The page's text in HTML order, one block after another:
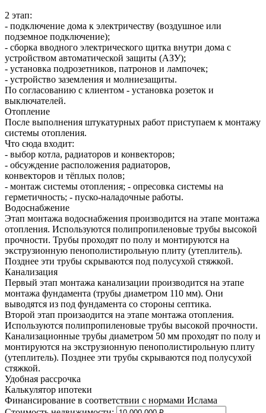
2 этап:
- подключение дома к электричеству (воздушное или
подземное подключение);
- сборка вводного электрического щитка внутри дома с
устройством автоматической защиты (АЗУ);
- установка подрозетников, патронов и лампочек;
- устройство заземления и молниезащиты.
По согласованию с клиентом - установка розеток и
выключателей.
Отопление
После выполнения штукатурных работ приступаем к монтажу
системы отопления.
Что сюда входит:
- выбор котла, радиаторов и конвекторов;
- обсуждение расположения радиаторов,
конвекторов и тёплых полов;
- монтаж системы отопления; - опресовка системы на
герметичность; - пуско-наладочные работы.
Водоснабжение
Этап монтажа водоснабжения производится на этапе монтажа
отопления. Используются полипропиленовые трубы высокой
прочности. Трубы проходят по полу и монтируются на
экструзионную пенополистирольную плиту (утеплитель).
Позднее эти трубы скрываются под полусухой стяжкой.
Канализация
Первый этап монтажа канализации производится на этапе
монтажа фундамента (трубы диаметром 110 мм). Они
выводятся из под фундамента со стороны септика.
Второй этап произаодится на этапе монтажа отопления.
Используются полипропиленовые трубы высокой прочности.
Канализационные трубы диаметром 50 мм проходят по полу и
монтируются на экструзионную пенополистирольную плиту
(утеплитель). Позднее эти трубы скрываются под полусухой
стяжкой.
Удобная рассрочка
Калькулятор ипотеки
Финансирование в соответствии с нормами Ислама